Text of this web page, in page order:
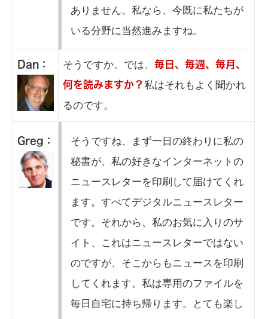
ありません。私なら、今既に私たちが
いる分野に当然進みますね。
Dan： そうですか。では、毎日、毎週、毎月、
何を読みますか？私はそれもよく聞かれ
るのです。
Greg：
そうですね、まず一日の終わりに私の
秘書が、私の好きなインターネットの
ニュースレターを印刷して届けてくれ
ます。すべてデジタルニュースレター
です。それから、私のお気に入りのサ
イト、これはニュースレターではない
のですが、そこからもニュースを印刷
してくれます。私は専用のファイルを
毎日自宅に持ち帰ります。とても楽し